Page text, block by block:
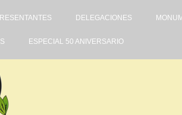
DELEGACIONES
ESPECIAL 50 ANIVERSARIO